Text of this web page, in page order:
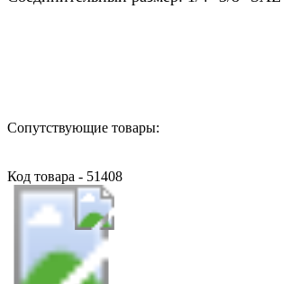
Сопутствующие товары:
Код товара - 51408